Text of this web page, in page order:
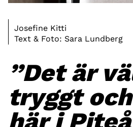
Josefine Kitti
Text & Foto: Sara Lundberg
”Det är
tryggt